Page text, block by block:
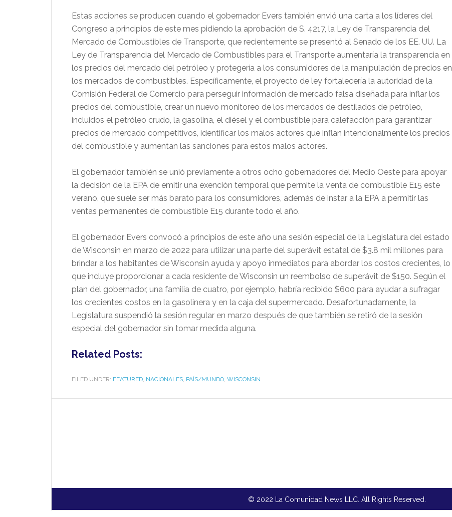
Estas acciones se producen cuando el gobernador Evers también envió una carta a los líderes del
Congreso a principios de este mes pidiendo la aprobación de S. 4217, la Ley de Transparencia del
Mercado de Combustibles de Transporte, que recientemente se presentó al Senado de los EE. UU. La
Ley de Transparencia del Mercado de Combustibles para el Transporte aumentaría la transparencia en
los precios del mercado del petróleo y protegería a los consumidores de la manipulación de precios en
los mercados de combustibles. Específicamente, el proyecto de ley fortalecería la autoridad de la
Comisión Federal de Comercio para perseguir información de mercado falsa diseñada para inflar los
precios del combustible, crear un nuevo monitoreo de los mercados de destilados de petróleo,
incluidos el petróleo crudo, la gasolina, el diésel y el combustible para calefacción para garantizar
precios de mercado competitivos, identificar los malos actores que inflan intencionalmente los precios
del combustible y aumentan las sanciones para estos malos actores.
El gobernador también se unió previamente a otros ocho gobernadores del Medio Oeste para apoyar
la decisión de la EPA de emitir una exención temporal que permite la venta de combustible E15 este
verano, que suele ser más barato para los consumidores, además de instar a la EPA a permitir las
ventas permanentes de combustible E15 durante todo el año.
El gobernador Evers convocó a principios de este año una sesión especial de la Legislatura del estado
de Wisconsin en marzo de 2022 para utilizar una parte del superávit estatal de $3.8 mil millones para
brindar a los habitantes de Wisconsin ayuda y apoyo inmediatos para abordar los costos crecientes, lo
que incluye proporcionar a cada residente de Wisconsin un reembolso de superávit de $150. Según el
plan del gobernador, una familia de cuatro, por ejemplo, habría recibido $600 para ayudar a sufragar
los crecientes costos en la gasolinera y en la caja del supermercado. Desafortunadamente, la
Legislatura suspendió la sesión regular en marzo después de que también se retiró de la sesión
especial del gobernador sin tomar medida alguna.
Related Posts:
FILED UNDER: FEATURED, NACIONALES, PAÍS/MUNDO, WISCONSIN
© 2022 La Comunidad News LLC. All Rights Reserved.